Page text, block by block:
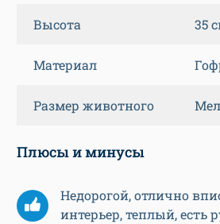
Высота 35
Материал
Размер животного
Плюсы и минусы
Недорогой, отлично
интерьер, теплый, есть